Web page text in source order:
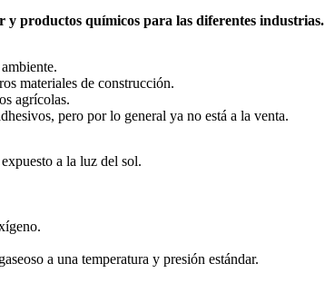
y productos químicos para las diferentes industrias.
materiales de construcción.
agrícolas.
pero por lo general ya no está a la venta.
a la luz del sol.
a una temperatura y presión estándar.